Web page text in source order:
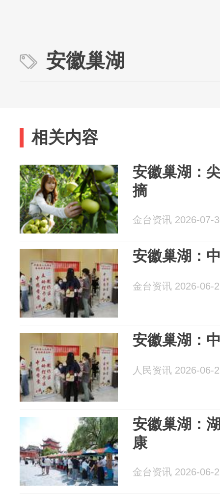
安徽巢湖
相关内容
安徽巢湖：
摘
金台资讯 2026-07-
安徽巢湖：
金台资讯 2026-06-
安徽巢湖：
人民资讯 2026-06-
安徽巢湖：
康
金台资讯 2026-06-